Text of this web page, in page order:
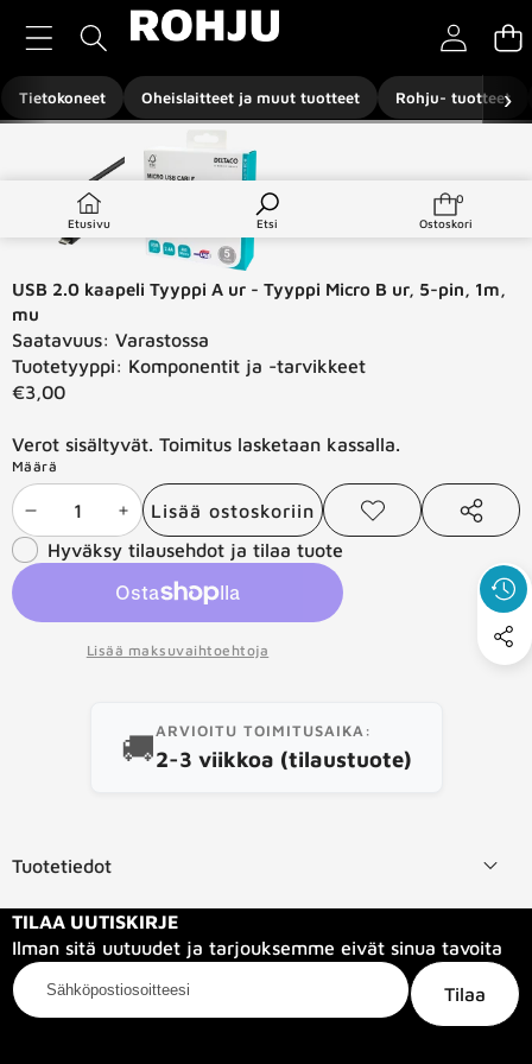
Tietokoneet Oheislaitteet ja muut tuotteet Rohju- tuotteet
›
Etusivu Etsi
0
0
Ostoskori
Siirry tuotetietoihin
USB 2.0 kaapeli Tyyppi A ur - Tyyppi Micro B ur, 5-pin, 1m,
mu
Saatavuus: Varastossa
Tuotetyyppi: Komponentit ja -tarvikkeet
€3,00
Verot sisältyvät. Toimitus lasketaan kassalla.
Määrä
Vähennä
määrää
Lisää
määrää
Lisää ostoskoriin
Lisää
toivelistaan
Jaa
Hyväksy tilausehdot ja tilaa tuote
Lisää maksuvaihtoehtoja
🚚ARVIOITU TOIMITUSAIKA:
2-3 viikkoa (tilaustuote)
Tuotetiedot
TILAA UUTISKIRJE
Ilman sitä uutuudet ja tarjouksemme eivät sinua tavoita
Sähköpostiosoitteesi
Tilaa